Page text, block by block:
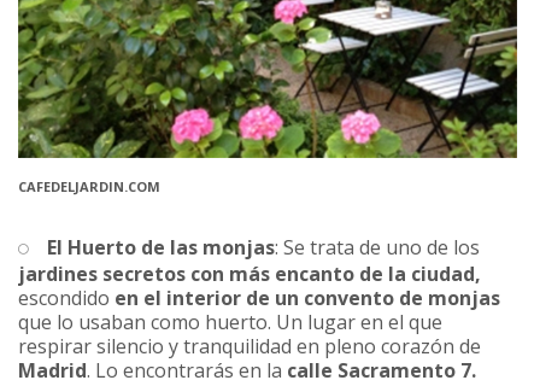
CAFEDELJARDIN.COM
El Huerto de las monjas: Se trata de uno de los
jardines secretos con más encanto de la ciudad,
escondido en el interior de un convento de monjas
que lo usaban como huerto. Un lugar en el que
respirar silencio y tranquilidad en pleno corazón de
Madrid. Lo encontrarás en la calle Sacramento 7.